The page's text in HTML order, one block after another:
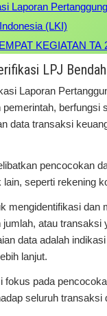
Laporan
(LKI)
KEGIATAN
LPJ
Laporan
pemerintah,
data transaksi
pencocokan
lain, seperti rekening
mengidentifikasi
atau
data adalah
lanjut.
fokus pada
seluruh